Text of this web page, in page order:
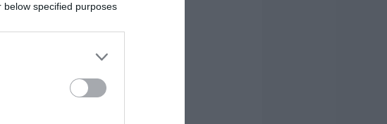
specified purposes
és